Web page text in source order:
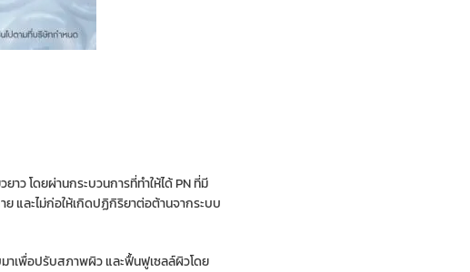
ว โดยผ่านกระบวนการที่ทำให้ได้ PN ที่มี
และไม่ก่อให้เกิดปฏิกิริยาต่อต้านจากระบบ
าเพื่อปรับสภาพผิว และฟื้นฟูเซลล์ผิวโดย